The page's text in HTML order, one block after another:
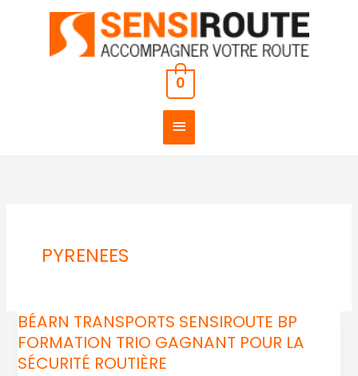
MENU
PRINCIPAL
0
PYRENEES
BÉARN TRANSPORTS SENSIROUTE BP
FORMATION TRIO GAGNANT POUR LA
SÉCURITÉ ROUTIÈRE
BÉARN
TRANSPORTS
SENSIROUTE